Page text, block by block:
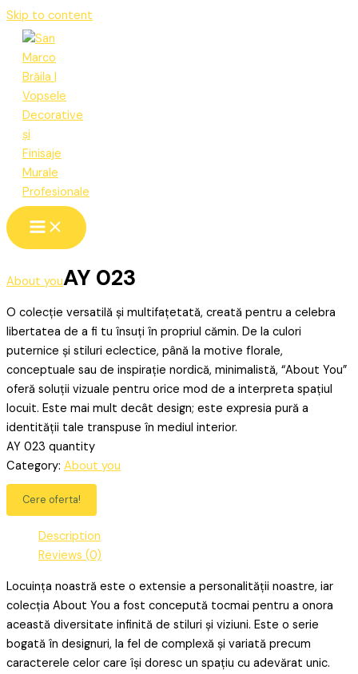
Skip to content
About youAY 023
O colecție versatilă și multifațetată, creată pentru a celebra
libertatea de a fi tu însuți în propriul cămin. De la culori
puternice și stiluri eclectice, până la motive florale,
conceptuale sau de inspirație nordică, minimalistă, “About You”
oferă soluții vizuale pentru orice mod de a interpreta spațiul
locuit. Este mai mult decât design; este expresia pură a
identității tale transpuse în mediul interior.
AY 023 quantity
Category: About you
Cere oferta!
Description
Reviews (0)
Locuința noastră este o extensie a personalității noastre, iar
colecția About You a fost concepută tocmai pentru a onora
această diversitate infinită de stiluri și viziuni. Este o serie
bogată în designuri, la fel de complexă și variată precum
caracterele celor care își doresc un spațiu cu adevărat unic.